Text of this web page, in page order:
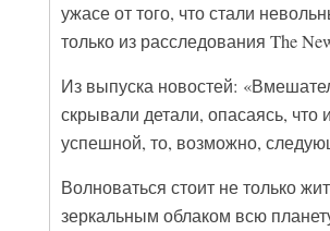
ужасе от того, что стали
только из расследования The
Из выпуска новостей:
скрывали детали, опасаясь, что
успешной, то, возможно,
Волноваться стоит не только
зеркальным облаком всю